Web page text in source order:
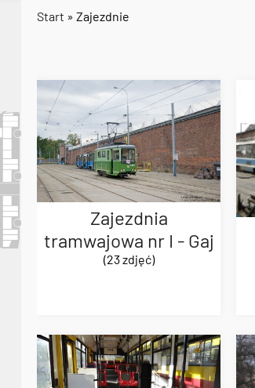
Start » Zajezdnie
Zajezdnia
tramwajowa nr I - Gaj
(23 zdjęć)